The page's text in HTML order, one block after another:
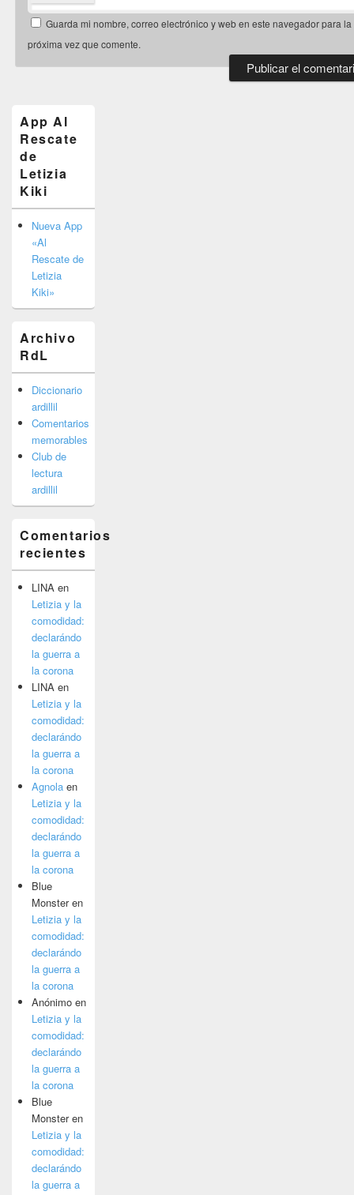
Guarda mi nombre, correo electrónico y web en este navegador para la
próxima vez que comente.
widget
barra
lateral
primaria
App Al
Rescate
de
Letizia
Kiki
Nueva App
«Al
Rescate de
Letizia
Kiki»
Archivo
RdL
Diccionario
ardillil
Comentarios
memorables
Club de
lectura
ardillil
Comentarios
recientes
LINA en
Letizia y la
comodidad:
declarándo
la guerra a
la corona
LINA en
Letizia y la
comodidad:
declarándo
la guerra a
la corona
Agnola en
Letizia y la
comodidad:
declarándo
la guerra a
la corona
Blue
Monsteren
Letizia y la
comodidad:
declarándo
la guerra a
la corona
Anónimo en
Letizia y la
comodidad:
declarándo
la guerra a
la corona
Blue
Monsteren
Letizia y la
comodidad:
declarándo
la guerra a